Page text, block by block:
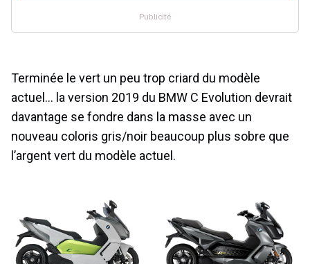
Terminée le vert un peu trop criard du modèle
actuel… la version 2019 du BMW C Evolution devrait
davantage se fondre dans la masse avec un
nouveau coloris gris/noir beaucoup plus sobre que
l’argent vert du modèle actuel.